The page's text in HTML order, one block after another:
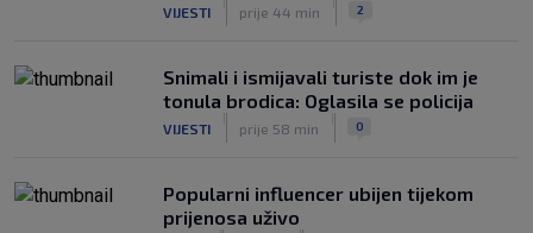
VIJESTI prije 44 min 2
Snimali i ismijavali turiste dok im je
tonula brodica: Oglasila se policija
VIJESTI prije 58 min 0
Popularni influencer ubijen tijekom
prijenosa uživo